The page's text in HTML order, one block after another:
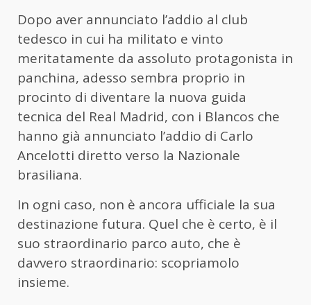
Dopo aver annunciato l’addio al club
tedesco in cui ha militato e vinto
meritatamente da assoluto protagonista in
panchina, adesso sembra proprio in
procinto di diventare la nuova guida
tecnica del Real Madrid, con i Blancos che
hanno già annunciato l’addio di Carlo
Ancelotti diretto verso la Nazionale
brasiliana.
In ogni caso, non è ancora ufficiale la sua
destinazione futura. Quel che è certo, è il
suo straordinario parco auto, che è
davvero straordinario: scopriamolo
insieme.